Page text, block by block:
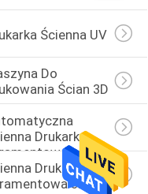
Ścienna UV
Do
Ścian 3D
Drukarka
Drukarka
3D